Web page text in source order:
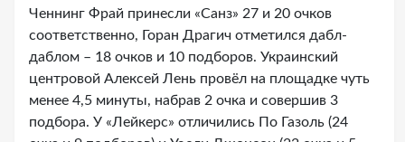
Ченнинг Фрай принесли «Санз» 27 и 20 очков
соответственно, Горан Драгич отметился дабл-
даблом – 18 очков и 10 подборов. Украинский
центровой Алексей Лень провёл на площадке чуть
менее 4,5 минуты, набрав 2 очка и совершив 3
подбора. У «Лейкерс» отличились По Газоль (24